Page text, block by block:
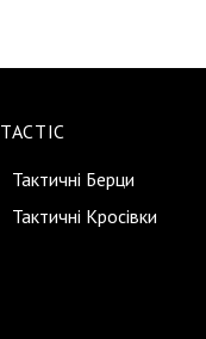
TACTIC
Тактичні Берци
Тактичні Кросівки